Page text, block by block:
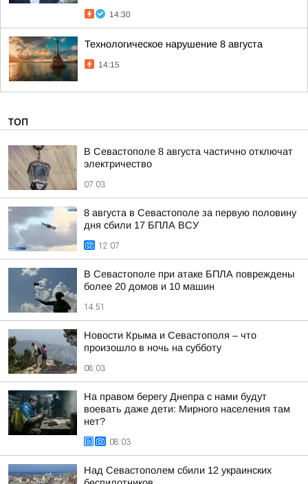
14:30
Технологическое нарушение 8 августа
14:15
ТОП
В Севастополе 8 августа частично отключат
электричество
07:03
8 августа в Севастополе за первую половину
дня сбили 17 БПЛА ВСУ
12:07
В Севастополе при атаке БПЛА повреждены
более 20 домов и 10 машин
14:51
Новости Крыма и Севастополя – что
произошло в ночь на субботу
08:03
На правом берегу Днепра с нами будут
воевать даже дети: Мирного населения там
нет?
08:03
Над Севастополем сбили 12 украинских